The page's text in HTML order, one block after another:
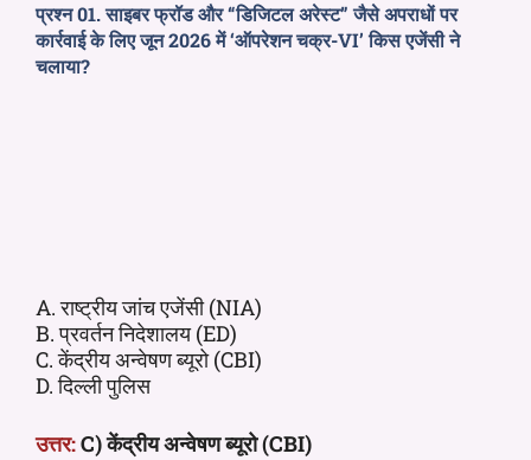
प्रश्न 01. साइबर फ्रॉड और “डिजिटल अरेस्ट” जैसे अपराधों पर
कार्रवाई के लिए जून 2026 में ‘ऑपरेशन चक्र-VI’ किस एजेंसी ने
चलाया?
A. राष्ट्रीय जांच एजेंसी (NIA)
B. प्रवर्तन निदेशालय (ED)
C. केंद्रीय अन्वेषण ब्यूरो (CBI)
D. दिल्ली पुलिस
उत्तर:C) केंद्रीय अन्वेषण ब्यूरो (CBI)